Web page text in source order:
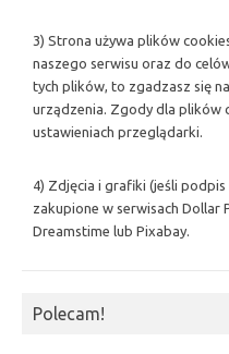
3) Strona używa plików
naszego serwisu oraz do
tych plików, to zgadzasz się
urządzenia. Zgody dla plików
ustawieniach przeglądarki.
4) Zdjęcia i grafiki (jeśli podpis
zakupione w serwisach Dollar
Dreamstime lub Pixabay.
Polecam!